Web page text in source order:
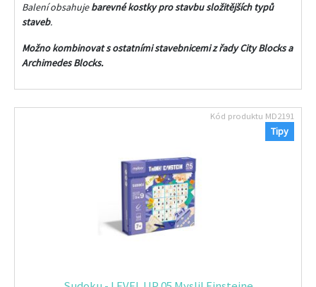
Balení obsahujebarevné kostky pro stavbu složitějších typů
staveb.
Možno kombinovat s ostatními stavebnicemi z řady City Blocks a
Archimedes Blocks.
Tipy
Kód produktu MD2191